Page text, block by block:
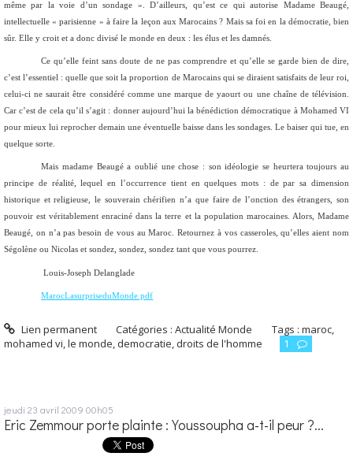
même par la voie d’un sondage ». D’ailleurs, qu’est ce qui autorise Madame Beaugé,
intellectuelle « parisienne » à faire la leçon aux Marocains ? Mais sa foi en la démocratie, bien
sûr. Elle y croit et a donc divisé le monde en deux : les élus et les damnés.
Ce qu’elle feint sans doute de ne pas comprendre et qu’elle se garde bien de dire,
c’est l’essentiel : quelle que soit la proportion de Marocains qui se diraient satisfaits de leur roi,
celui-ci ne saurait être considéré comme une marque de yaourt ou une chaîne de télévision.
Car c’est de cela qu’il s’agit : donner aujourd’hui la bénédiction démocratique à Mohamed VI
pour mieux lui reprocher demain une éventuelle baisse dans les sondages. Le baiser qui tue, en
quelque sorte.
Mais madame Beaugé a oublié une chose : son idéologie se heurtera toujours au
principe de réalité, lequel en l’occurrence tient en quelques mots : de par sa dimension
historique et religieuse, le souverain chérifien n’a que faire de l’onction des étrangers, son
pouvoir est véritablement enraciné dans la terre et la population marocaines. Alors, Madame
Beaugé, on n’a pas besoin de vous au Maroc. Retournez à vos casseroles, qu’elles aient nom
Ségolène ou Nicolas et sondez, sondez, sondez tant que vous pourrez.
Louis-Joseph Delanglade
MarocLasurpriseduMonde.pdf
Lien permanent Catégories :Actualité Monde Tags :maroc,
mohamed vi,le monde, democratie, droits de l'homme 1
jeudi 23 avril 2009 00h05
Eric Zemmour porte plainte : Youssoupha a-t-il peur ?...